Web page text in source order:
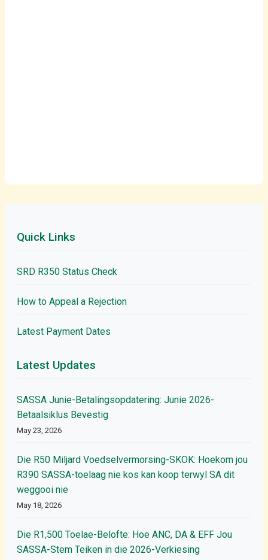
Quick Links
SRD R350 Status Check
How to Appeal a Rejection
Latest Payment Dates
Latest Updates
SASSA Junie-Betalingsopdatering: Junie 2026-
Betaalsiklus Bevestig
May 23, 2026
Die R50 Miljard Voedselvermorsing-SKOK: Hoekom jou
R390 SASSA-toelaag nie kos kan koop terwyl SA dit
weggooi nie
May 18, 2026
Die R1,500 Toelae-Belofte: Hoe ANC, DA & EFF Jou
SASSA-Stem Teiken in die 2026-Verkiesing